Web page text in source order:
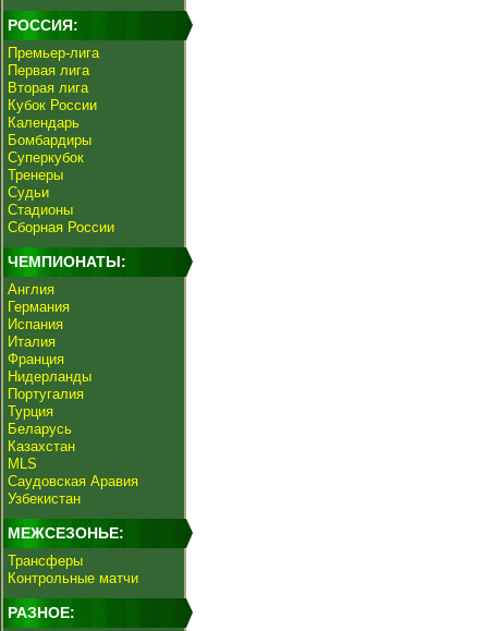
РОССИЯ:
Премьер-лига
Первая лига
Вторая лига
Кубок России
Календарь
Бомбардиры
Суперкубок
Тренеры
Судьи
Стадионы
Сборная России
ЧЕМПИОНАТЫ:
Англия
Германия
Испания
Италия
Франция
Нидерланды
Португалия
Турция
Беларусь
Казахстан
MLS
Саудовская Аравия
Узбекистан
МЕЖСЕЗОНЬЕ:
Трансферы
Контрольные матчи
РАЗНОЕ: